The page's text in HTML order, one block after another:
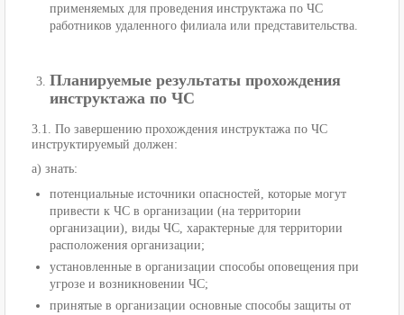
применяемых для проведения инструктажа по ЧС
работников удаленного филиала или представительства.
Планируемые результаты прохождения
инструктажа по ЧС
3.1. По завершению прохождения инструктажа по ЧС
инструктируемый должен:
а) знать:
потенциальные источники опасностей, которые могут
привести к ЧС в организации (на территории
организации), виды ЧС, характерные для территории
расположения организации;
установленные в организации способы оповещения при
угрозе и возникновении ЧС;
принятые в организации основные способы защиты от